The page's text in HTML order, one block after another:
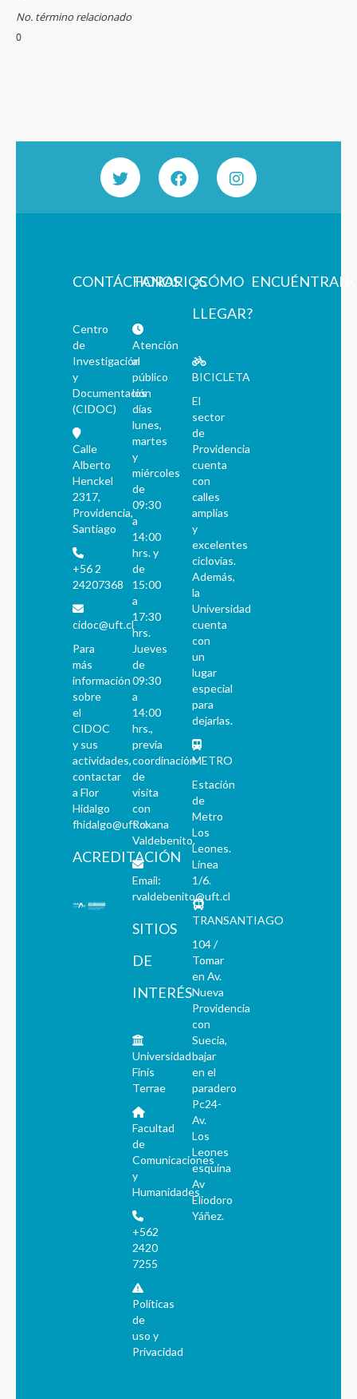
No. término relacionado
0
CONTÁCTANOS
Centro
de
Investigación
y
Documentación
(CIDOC)
Calle
Alberto
Henckel
2317,
Providencia,
Santiago
+56 2
24207368
cidoc@uft.cl
Para
más
información
sobre
el
CIDOC
y sus
actividades,
contactar
a Flor
Hidalgo
fhidalgo@uft.cl
ACREDITACIÓN
HORARIOS
Atención
al
público
los
días
lunes,
martes
y
miércoles
de
09:30
a
14:00
hrs. y
de
15:00
a
17:30
hrs.
Jueves
de
09:30
a
14:00
hrs.,
previa
coordinación
de
visita
con
Roxana
Valdebenito.
Email:
rvaldebenito@uft.cl
SITIOS
DE
INTERÉS
Universidad
Finis
Terrae
Facultad
de
Comunicaciones
y
Humanidades
+562
2420
7255
Políticas
de
uso y
Privacidad
¿CÓMO
LLEGAR?
BICICLETA
El
sector
de
Providencia
cuenta
con
calles
amplias
y
excelentes
ciclovías.
Además,
la
Universidad
cuenta
con
un
lugar
especial
para
dejarlas.
METRO
Estación
de
Metro
Los
Leones.
Línea
1/6.
TRANSANTIAGO
104 /
Tomar
en Av.
Nueva
Providencia
con
Suecia,
bajar
en el
paradero
Pc24-
Av.
Los
Leones
esquina
Av
Eliodoro
Yáñez.